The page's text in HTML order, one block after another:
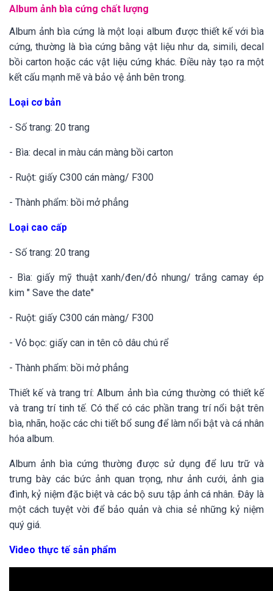
Album ảnh bìa cứng chất lượng
Album ảnh bìa cứng là một loại album được thiết kế với bìa
cứng, thường là bìa cứng bằng vật liệu như da, simili, decal
bồi carton hoặc các vật liệu cứng khác. Điều này tạo ra một
kết cấu mạnh mẽ và bảo vệ ảnh bên trong.
Loại cơ bản
- Số trang: 20 trang
- Bìa: decal in màu cán màng bồi carton
- Ruột: giấy C300 cán màng/ F300
- Thành phẩm: bồi mở phẳng
Loại cao cấp
- Số trang: 20 trang
- Bìa: giấy mỹ thuật xanh/đen/đỏ nhung/ trắng camay ép
kim " Save the date"
- Ruột: giấy C300 cán màng/ F300
- Vỏ bọc: giấy can in tên cô dâu chú rể
- Thành phẩm: bồi mở phẳng
Thiết kế và trang trí: Album ảnh bìa cứng thường có thiết kế
và trang trí tinh tế. Có thể có các phần trang trí nổi bật trên
bìa, nhãn, hoặc các chi tiết bổ sung để làm nổi bật và cá nhân
hóa album.
Album ảnh bìa cứng thường được sử dụng để lưu trữ và
trưng bày các bức ảnh quan trọng, như ảnh cưới, ảnh gia
đình, kỷ niệm đặc biệt và các bộ sưu tập ảnh cá nhân. Đây là
một cách tuyệt vời để bảo quản và chia sẻ những kỷ niệm
quý giá.
Video thực tế sản phẩm